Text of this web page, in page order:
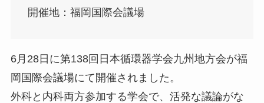
開催地：福岡国際会議場
6月28日に第138回日本循環器学会九州地方会が福
岡国際会議場にて開催されました。
外科と内科両方参加する学会で、活発な議論がな